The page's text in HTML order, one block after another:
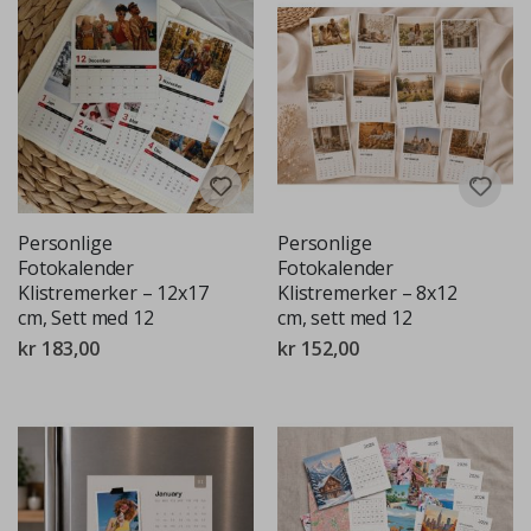
Personlige
Fotokalender
Klistremerker – 12x17
cm, Sett med 12
kr 183,00
Personlige
Fotokalender
Klistremerker – 8x12
cm, sett med 12
kr 152,00